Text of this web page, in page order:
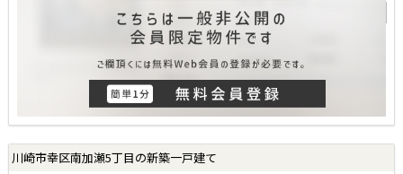
川崎市幸区南加瀬5丁目の新築一戸建て